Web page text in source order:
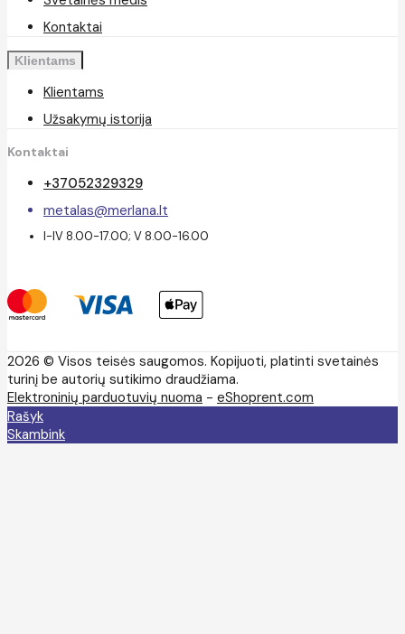
Kontaktai
Klientams
Klientams
Užsakymų istorija
Kontaktai
+37052329329
metalas@merlana.lt
I-IV 8.00-17.00; V 8.00-16.00
2026 © Visos teisės saugomos. Kopijuoti, platinti svetainės
turinį be autorių sutikimo draudžiama.
Elektroninių parduotuvių nuoma - eShoprent.com
Rašyk
Skambink